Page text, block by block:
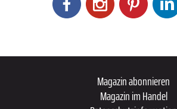
Magazin abonnieren
Magazin im Handel